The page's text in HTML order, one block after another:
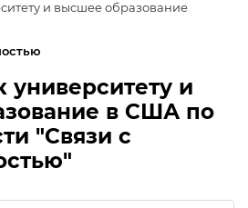
и высшее образование
университету и
в США по
"Связи с